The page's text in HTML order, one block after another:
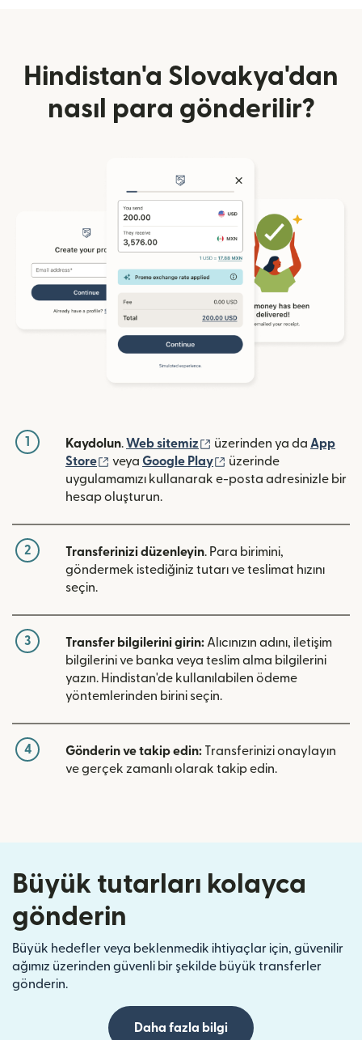
Hindistan'a Slovakya'dan
nasıl para gönderilir?
1 Kaydolun.Web sitemiz (yeni pencerede açılır)
üzerinden ya da App
Store
(yeni pencerede açılır)
veya Google Play (yeni pencerede açılır)
üzerinde
uygulamamızı kullanarak e-posta adresinizle bir
hesap oluşturun.
2 Transferinizi düzenleyin. Para birimini,
göndermek istediğiniz tutarı ve teslimat hızını
seçin.
3 Transfer bilgilerini girin:Alıcınızın adını, iletişim
bilgilerini ve banka veya teslim alma bilgilerini
yazın. Hindistan'de kullanılabilen ödeme
yöntemlerinden birini seçin.
4 Gönderin ve takip edin: Transferinizi onaylayın
ve gerçek zamanlı olarak takip edin.
Büyük tutarları kolayca
gönderin
Büyük hedefler veya beklenmedik ihtiyaçlar için, güvenilir
ağımız üzerinden güvenli bir şekilde büyük transferler
gönderin.
Daha fazla bilgi